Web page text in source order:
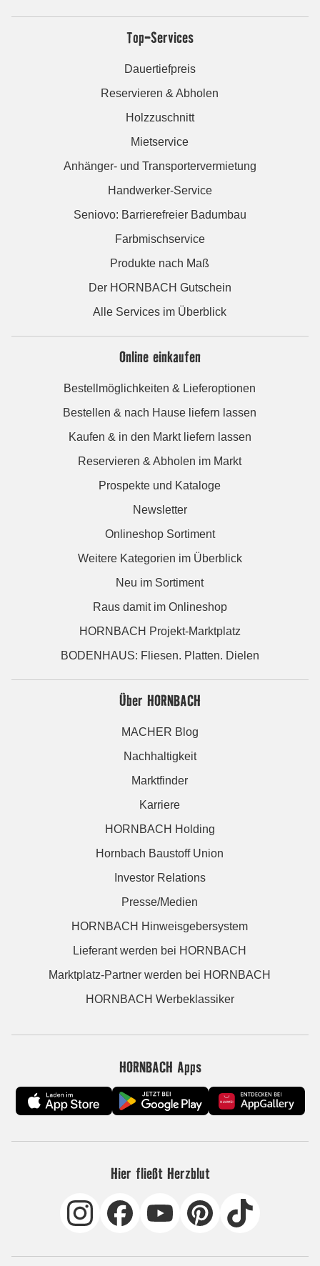
Top-Services
Dauertiefpreis
Reservieren & Abholen
Holzzuschnitt
Mietservice
Anhänger- und Transportervermietung
Handwerker-Service
Seniovo: Barrierefreier Badumbau
Farbmischservice
Produkte nach Maß
Der HORNBACH Gutschein
Alle Services im Überblick
Online einkaufen
Bestellmöglichkeiten & Lieferoptionen
Bestellen & nach Hause liefern lassen
Kaufen & in den Markt liefern lassen
Reservieren & Abholen im Markt
Prospekte und Kataloge
Newsletter
Onlineshop Sortiment
Weitere Kategorien im Überblick
Neu im Sortiment
Raus damit im Onlineshop
HORNBACH Projekt-Marktplatz
BODENHAUS: Fliesen. Platten. Dielen
Über HORNBACH
MACHER Blog
Nachhaltigkeit
Marktfinder
Karriere
HORNBACH Holding
Hornbach Baustoff Union
Investor Relations
Presse/Medien
HORNBACH Hinweisgebersystem
Lieferant werden bei HORNBACH
Marktplatz-Partner werden bei HORNBACH
HORNBACH Werbeklassiker
HORNBACH Apps
Hier fließt Herzblut